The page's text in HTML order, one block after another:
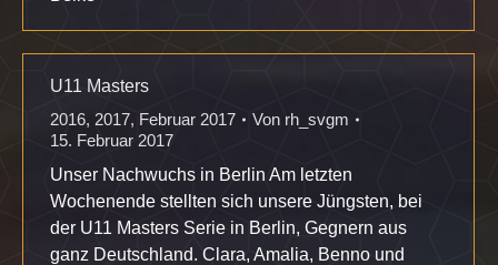
U11 Masters
2016, 2017, Februar 2017 Von rh_svgm
15. Februar 2017
Unser Nachwuchs in Berlin Am letzten
Wochenende stellten sich unsere Jüngsten, bei
der U11 Masters Serie in Berlin, Gegnern aus
ganz Deutschland. Clara, Amalia, Benno und